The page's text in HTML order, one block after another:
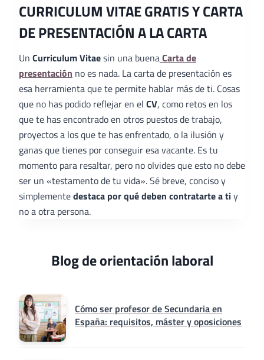
CURRICULUM VITAE GRATIS Y CARTA
DE PRESENTACIÓN A LA CARTA
Un Curriculum Vitaesin una buenaCarta de
presentación no es nada. La carta de presentación es
esa herramienta que te permite hablar más de ti. Cosas
que no has podido reflejar en el CV, como retos en los
que te has encontrado en otros puestos de trabajo,
proyectos a los que te has enfrentado, o la ilusión y
ganas que tienes por conseguir esa vacante. Es tu
momento para resaltar, pero no olvides que esto no debe
ser un «testamento de tu vida». Sé breve, conciso y
simplementedestaca por qué deben contratarte a tiy
no a otra persona.
Blog de orientación laboral
Cómo ser profesor de Secundaria en
España: requisitos, máster y oposiciones